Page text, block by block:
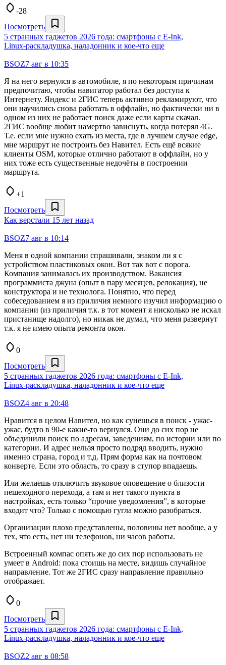
-28
Посмотреть
5 странных гаджетов 2026 года: смартфоны с E‑Ink,
Linux‑раскладушка, наладонник и кое‑что еще
BSOZ7 авг в 10:35
Я на него вернулся в автомобиле, я по некоторым причинам
предпочитаю, чтобы навигатор работал без доступа к
Интернету. Яндекс и 2ГИС теперь активно рекламируют, что
они научились снова работать в оффлайн, но фактически ни в
одном из них не работает поиск даже если карты скачал.
2ГИС вообще любит намертво зависнуть, когда потерял 4G.
Т.е. если мне нужно ехать из места, где в лучшем случае edge,
мне маршрут не построить без Навител. Есть ещё всякие
клиенты OSM, которые отлично работают в оффлайн, но у
них тоже есть существенные недочёты в построении
маршрута.
+1
Посмотреть
Как верстали 15 лет назад
BSOZ7 авг в 10:14
Меня в одной компании спрашивали, знаком ли я с
устройством пластиковых окон. Вот так вот с порога.
Компания занималась их производством. Вакансия
программиста джуна (опыт в пару месяцев, релокация), не
конструктора и не технолога. Понятно, что перед
собеседованием я из приличия немного изучил информацию о
компании (из приличия т.к. в тот момент я нисколько не искал
пристанище надолго), но никак не думал, что меня развернут
т.к. я не имею опыта ремонта окон.
0
Посмотреть
5 странных гаджетов 2026 года: смартфоны с E‑Ink,
Linux‑раскладушка, наладонник и кое‑что еще
BSOZ4 авг в 20:48
Нравится в целом Навител, но как сунешься в поиск - ужас-
ужас, будто в 90-е какие-то вернулся. Они до сих пор не
объединили поиск по адресам, заведениям, по истории или по
категории. И адрес нельзя просто подряд вводить, нужно
именно страна, город и т.д. Прям форма как на почтовом
конверте. Если это область, то сразу в ступор впадаешь.
Или желаешь отключить звуковое оповещение о близости
пешеходного перехода, а там и нет такого пункта в
настройках, есть только “прочие уведомления”, в которые
входит что? Только с помощью гугла можно разобраться.
Организации плохо представлены, половины нет вообще, а у
тех, что есть, нет ни телефонов, ни часов работы.
Встроенный компас опять же до сих пор использовать не
умеет в Android: пока стоишь на месте, видишь случайное
направление. Тот же 2ГИС сразу направление правильно
отображает.
0
Посмотреть
5 странных гаджетов 2026 года: смартфоны с E‑Ink,
Linux‑раскладушка, наладонник и кое‑что еще
BSOZ2 авг в 08:58